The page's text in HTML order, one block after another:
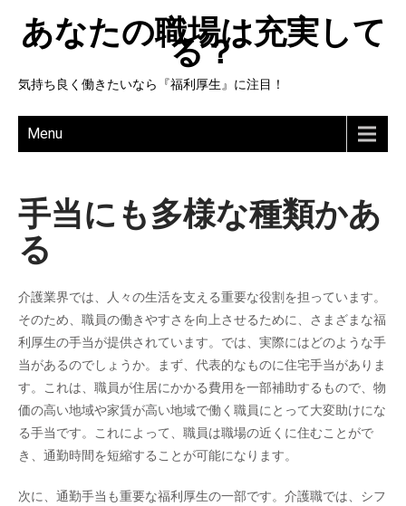
あなたの職場は充実して
る？
気持ち良く働きたいなら『福利厚生』に注目！
Menu
手当にも多様な種類かあ
る
介護業界では、人々の生活を支える重要な役割を担っています。
そのため、職員の働きやすさを向上させるために、さまざまな福
利厚生の手当が提供されています。では、実際にはどのような手
当があるのでしょうか。まず、代表的なものに住宅手当がありま
す。これは、職員が住居にかかる費用を一部補助するもので、物
価の高い地域や家賃が高い地域で働く職員にとって大変助けにな
る手当です。これによって、職員は職場の近くに住むことがで
き、通勤時間を短縮することが可能になります。
次に、通勤手当も重要な福利厚生の一部です。介護職では、シフ